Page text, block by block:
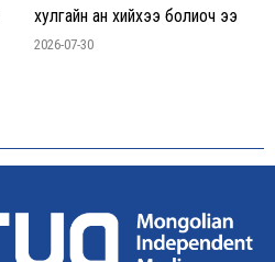
хулгайн ан хийхээ болиоч ээ
2026-07-30